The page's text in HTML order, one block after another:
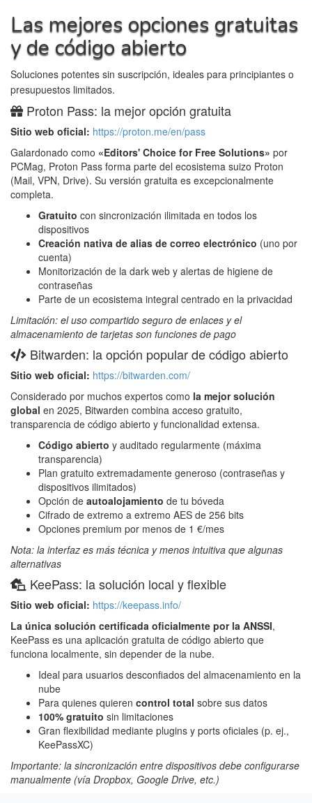
Las mejores opciones gratuitas
y de código abierto
Soluciones potentes sin suscripción, ideales para principiantes o
presupuestos limitados.
Proton Pass: la mejor opción gratuita
Sitio web oficial: https://proton.me/en/pass
Galardonado como «Editors' Choice for Free Solutions» por
PCMag, Proton Pass forma parte del ecosistema suizo Proton
(Mail, VPN, Drive). Su versión gratuita es excepcionalmente
completa.
Gratuito con sincronización ilimitada en todos los
dispositivos
Creación nativa de alias de correo electrónico (uno por
cuenta)
Monitorización de la dark web y alertas de higiene de
contraseñas
Parte de un ecosistema integral centrado en la privacidad
Limitación: el uso compartido seguro de enlaces y el
almacenamiento de tarjetas son funciones de pago
Bitwarden: la opción popular de código abierto
Sitio web oficial: https://bitwarden.com/
Considerado por muchos expertos como la mejor solución
global en 2025, Bitwarden combina acceso gratuito,
transparencia de código abierto y funcionalidad extensa.
Código abierto y auditado regularmente (máxima
transparencia)
Plan gratuito extremadamente generoso (contraseñas y
dispositivos ilimitados)
Opción de autoalojamiento de tu bóveda
Cifrado de extremo a extremo AES de 256 bits
Opciones premium por menos de 1 €/mes
Nota: la interfaz es más técnica y menos intuitiva que algunas
alternativas
KeePass: la solución local y flexible
Sitio web oficial: https://keepass.info/
La única solución certificada oficialmente por la ANSSI,
KeePass es una aplicación gratuita de código abierto que
funciona localmente, sin depender de la nube.
Ideal para usuarios desconfiados del almacenamiento en la
nube
Para quienes quieren control total sobre sus datos
100% gratuito sin limitaciones
Gran flexibilidad mediante plugins y ports oficiales (p. ej.,
KeePassXC)
Importante: la sincronización entre dispositivos debe configurarse
manualmente (vía Dropbox, Google Drive, etc.)